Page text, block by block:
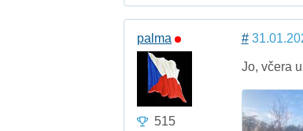
palma
515
#
Jo, včera